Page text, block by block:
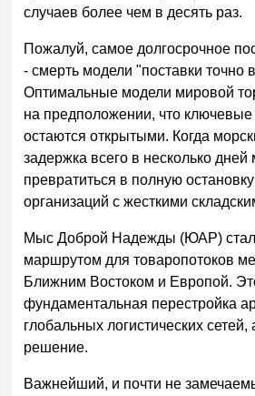
случаев более чем в десять раз.
Пожалуй, самое долгосрочное
- смерть модели "поставки точно
Оптимальные модели мировой
на предположении, что
остаются открытыми. Когда
задержка всего в несколько дней
превратиться в полную
организаций с жесткими
Мыс Доброй Надежды (ЮАР) стал
маршрутом для товаропотоков
Ближним Востоком и Европой.
фундаментальная перестройка
глобальных логистических
решение.
Важнейший, и почти не